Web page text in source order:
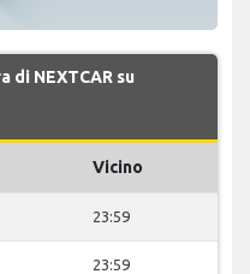
di NEXTCAR su
Vicino
23:59
23:59